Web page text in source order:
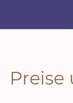
Preise